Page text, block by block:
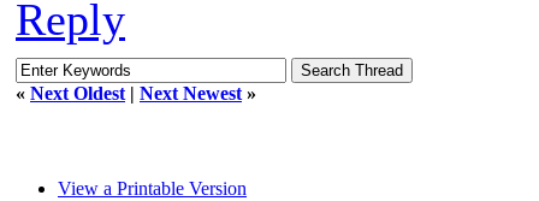
Reply
« Next Oldest | Next Newest »
View a Printable Version